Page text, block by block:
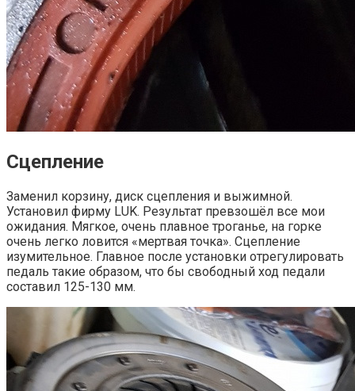
Сцепление
Заменил корзину, диск сцепления и выжимной.
Установил фирму LUK. Результат превзошёл все мои
ожидания. Мягкое, очень плавное троганье, на горке
очень легко ловится «мертвая точка». Сцепление
изумительное. Главное после установки отрегулировать
педаль такие образом, что бы свободный ход педали
составил 125-130 мм.